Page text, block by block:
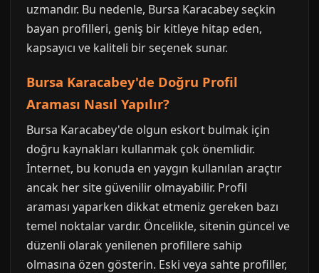
uzmandır. Bu nedenle, Bursa Karacabey seçkin
bayan profilleri, geniş bir kitleye hitap eden,
kapsayıcı ve kaliteli bir seçenek sunar.
Bursa Karacabey'de Doğru Profil
Araması Nasıl Yapılır?
Bursa Karacabey'de olgun eskort bulmak için
doğru kaynakları kullanmak çok önemlidir.
İnternet, bu konuda en yaygın kullanılan araçtır
ancak her site güvenilir olmayabilir. Profil
araması yaparken dikkat etmeniz gereken bazı
temel noktalar vardır. Öncelikle, sitenin güncel ve
düzenli olarak yenilenen profillere sahip
olmasına özen gösterin. Eski veya sahte profiller,